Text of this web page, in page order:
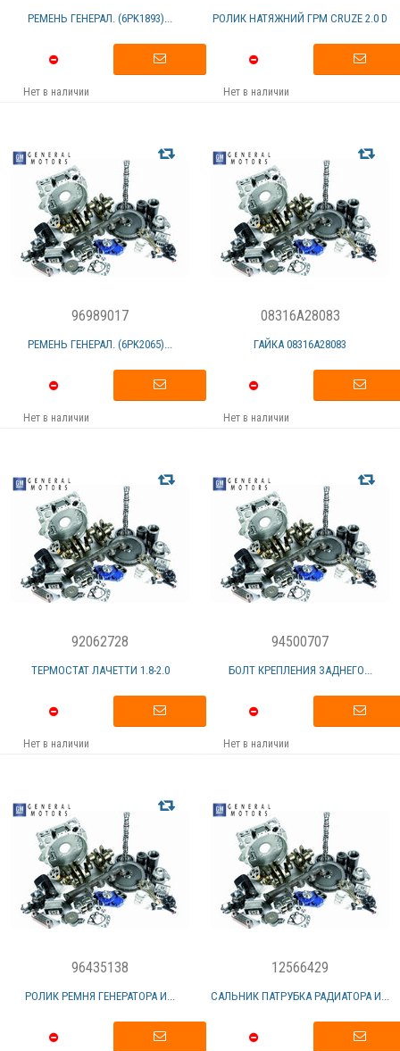
РЕМЕНЬ ГЕНЕРАЛ. (6PK1893)...
Нет в наличии
РОЛИК НАТЯЖНИЙ ГРМ CRUZE 2.0 D
Нет в наличии
96989017
РЕМЕНЬ ГЕНЕРАЛ. (6PK2065)...
Нет в наличии
08316A28083
ГАЙКА 08316А28083
Нет в наличии
92062728
ТЕРМОСТАТ ЛАЧЕТТИ 1.8-2.0
Нет в наличии
94500707
БОЛТ КРЕПЛЕНИЯ ЗАДНЕГО...
Нет в наличии
96435138
РОЛИК РЕМНЯ ГЕНЕРАТОРА И...
12566429
САЛЬНИК ПАТРУБКА РАДИАТОРА И...